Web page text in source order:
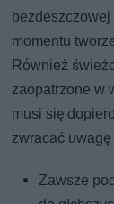
momentu
Również
zaopatrzone w
musi się
zwracać
Zawsze